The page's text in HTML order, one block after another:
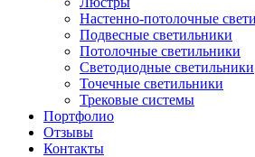
Настенно-потолочные
Подвесные светильники
Потолочные светильники
Светодиодные светильники
Точечные светильники
Трековые системы
Портфолио
Отзывы
Контакты